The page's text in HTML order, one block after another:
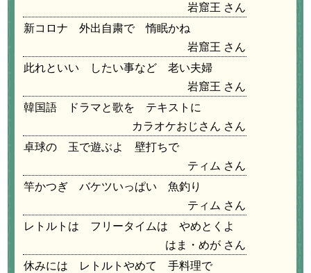
岩窟王
新コロナ 外出自粛で 惰眠かね
岩窟王
此れといい したい事など 老い夫婦
岩窟王
韓国語 ドラマと歌を テキストに
カラオケおじさん
卓球の 玉で遊ぶよ 壁打ちで
ティム
竿かつぎ バケツいっぱい 魚釣り
ティム
レトルトは フリータイムは やめとくよ
はま・めが
休みには レトルトやめて 手料理で